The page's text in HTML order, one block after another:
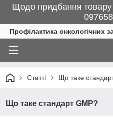
Щодо придбання товару
Профілактика онкологічних
Статті Що таке
Що таке стандарт GMP?